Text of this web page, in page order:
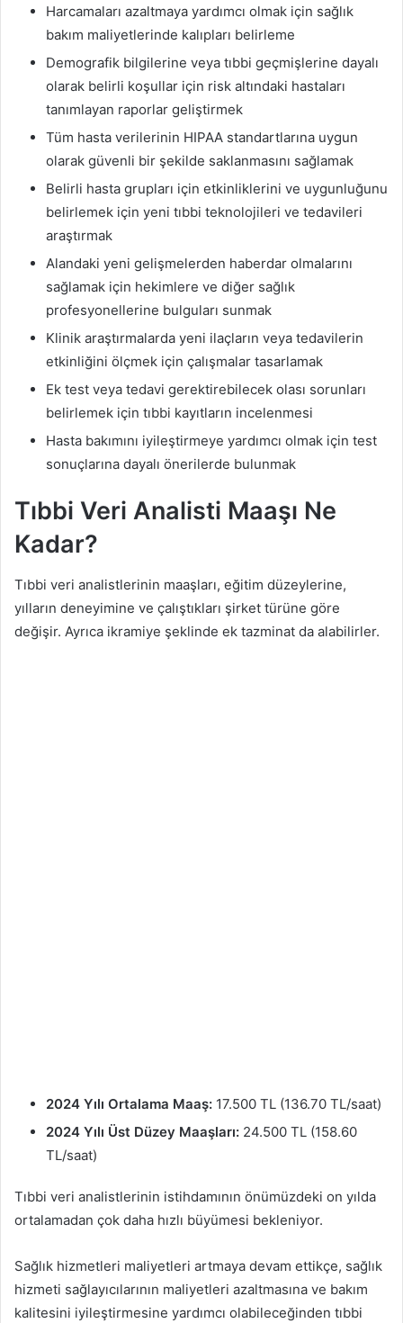
Harcamaları azaltmaya yardımcı olmak için sağlık
bakım maliyetlerinde kalıpları belirleme
Demografik bilgilerine veya tıbbi geçmişlerine dayalı
olarak belirli koşullar için risk altındaki hastaları
tanımlayan raporlar geliştirmek
Tüm hasta verilerinin HIPAA standartlarına uygun
olarak güvenli bir şekilde saklanmasını sağlamak
Belirli hasta grupları için etkinliklerini ve uygunluğunu
belirlemek için yeni tıbbi teknolojileri ve tedavileri
araştırmak
Alandaki yeni gelişmelerden haberdar olmalarını
sağlamak için hekimlere ve diğer sağlık
profesyonellerine bulguları sunmak
Klinik araştırmalarda yeni ilaçların veya tedavilerin
etkinliğini ölçmek için çalışmalar tasarlamak
Ek test veya tedavi gerektirebilecek olası sorunları
belirlemek için tıbbi kayıtların incelenmesi
Hasta bakımını iyileştirmeye yardımcı olmak için test
sonuçlarına dayalı önerilerde bulunmak
Tıbbi Veri Analisti Maaşı Ne
Kadar?
Tıbbi veri analistlerinin maaşları, eğitim düzeylerine,
yılların deneyimine ve çalıştıkları şirket türüne göre
değişir. Ayrıca ikramiye şeklinde ek tazminat da alabilirler.
2024 Yılı Ortalama Maaş: 17.500 TL (136.70 TL/saat)
2024 Yılı Üst Düzey Maaşları: 24.500 TL (158.60
TL/saat)
Tıbbi veri analistlerinin istihdamının önümüzdeki on yılda
ortalamadan çok daha hızlı büyümesi bekleniyor.
Sağlık hizmetleri maliyetleri artmaya devam ettikçe, sağlık
hizmeti sağlayıcılarının maliyetleri azaltmasına ve bakım
kalitesini iyileştirmesine yardımcı olabileceğinden tıbbi